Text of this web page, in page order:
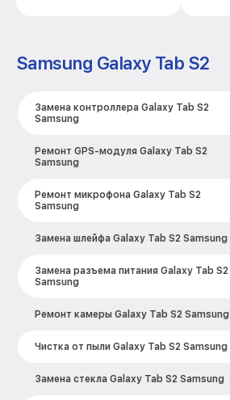
Samsung Galaxy Tab S2
Замена контроллера Galaxy Tab S2
Samsung
Ремонт GPS-модуля Galaxy Tab S2
Samsung
Ремонт микрофона Galaxy Tab S2
Samsung
Замена шлейфа Galaxy Tab S2 Samsung
Замена разъема питания Galaxy Tab S2
Samsung
Ремонт камеры Galaxy Tab S2 Samsung
Чистка от пыли Galaxy Tab S2 Samsung
Замена стекла Galaxy Tab S2 Samsung